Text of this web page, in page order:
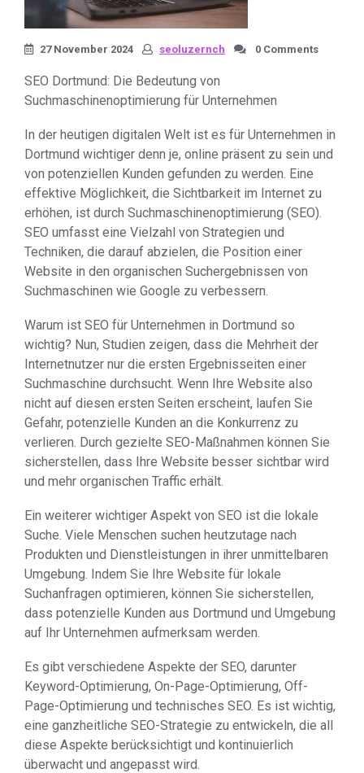
27 November 2024 seoluzernch 0 Comments
SEO Dortmund: Die Bedeutung von
Suchmaschinenoptimierung für Unternehmen
In der heutigen digitalen Welt ist es für Unternehmen in
Dortmund wichtiger denn je, online präsent zu sein und
von potenziellen Kunden gefunden zu werden. Eine
effektive Möglichkeit, die Sichtbarkeit im Internet zu
erhöhen, ist durch Suchmaschinenoptimierung (SEO).
SEO umfasst eine Vielzahl von Strategien und
Techniken, die darauf abzielen, die Position einer
Website in den organischen Suchergebnissen von
Suchmaschinen wie Google zu verbessern.
Warum ist SEO für Unternehmen in Dortmund so
wichtig? Nun, Studien zeigen, dass die Mehrheit der
Internetnutzer nur die ersten Ergebnisseiten einer
Suchmaschine durchsucht. Wenn Ihre Website also
nicht auf diesen ersten Seiten erscheint, laufen Sie
Gefahr, potenzielle Kunden an die Konkurrenz zu
verlieren. Durch gezielte SEO-Maßnahmen können Sie
sicherstellen, dass Ihre Website besser sichtbar wird
und mehr organischen Traffic erhält.
Ein weiterer wichtiger Aspekt von SEO ist die lokale
Suche. Viele Menschen suchen heutzutage nach
Produkten und Dienstleistungen in ihrer unmittelbaren
Umgebung. Indem Sie Ihre Website für lokale
Suchanfragen optimieren, können Sie sicherstellen,
dass potenzielle Kunden aus Dortmund und Umgebung
auf Ihr Unternehmen aufmerksam werden.
Es gibt verschiedene Aspekte der SEO, darunter
Keyword-Optimierung, On-Page-Optimierung, Off-
Page-Optimierung und technisches SEO. Es ist wichtig,
eine ganzheitliche SEO-Strategie zu entwickeln, die all
diese Aspekte berücksichtigt und kontinuierlich
überwacht und angepasst wird.